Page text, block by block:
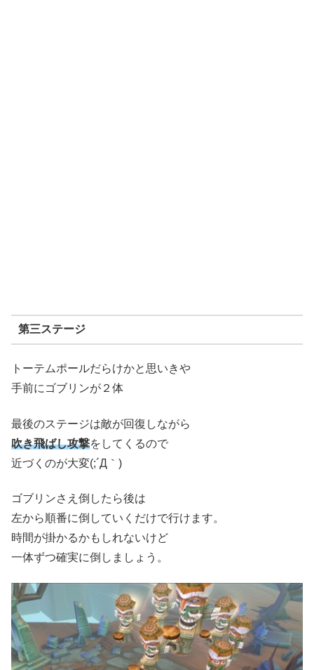
第三ステージ
トーテムポールだらけかと思いきや
手前にゴブリンが２体
最後のステージは敵が回復しながら
吹き飛ばし攻撃をしてくるので
近づくのが大変(;´Д｀)
ゴブリンさえ倒したら後は
左から順番に倒していくだけで行けます。
時間が掛かるかもしれないけど
一体ずつ確実に倒しましょう。